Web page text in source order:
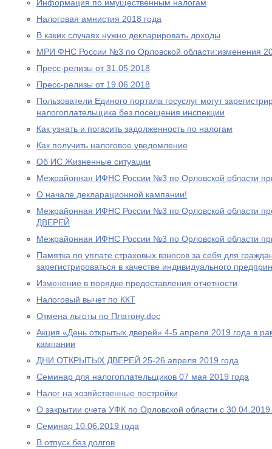
Информация по имущественным налогам
Налоговая амнистия 2018 года
В каких случаях нужно декларировать доходы
МРИ ФНС России №3 по Орловской области:изменения
Пресс-релизы от 31.05.2018
Пресс-релизы от 19.06.2018
Пользователи Единого портала госуслуг могут
налогоплательщика без посещения инспекции
Как узнать и погасить задолженность по налогам
Как получить налоговое уведомление
Об ИС Жизненные ситуации
Межрайонная ИФНС России №3 по Орловской области
О начале декларационной кампании!
Межрайонная ИФНС России №3 по Орловской области
ДВЕРЕЙ
Межрайонная ИФНС России №3 по Орловской области
Памятка по уплате страховых взносов за себя для
зарегистрироваться в качестве индивидуального
Изменение в порядке предоставления отчетности
Налоговый вычет по ККТ
Отмена льготы по Платону.doc
Акция «День открытых дверей» 4-5 апреля 2019 года в
кампании
ДНИ ОТКРЫТЫХ ДВЕРЕЙ 25-26 апреля 2019 года
Cеминар для налогоплательщиков 07 мая 2019 года
Налог на хозяйственные постройки
О закрытии счета УФК по Орловской области с 30.04.2019
Семинар 10.06.2019 года
В отпуск без долгов